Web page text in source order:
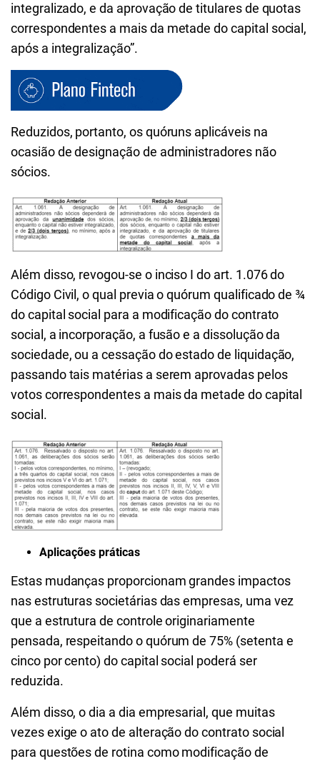
integralizado, e da aprovação de titulares de quotas
correspondentes a mais da metade do capital social,
após a integralização”.
Reduzidos, portanto, os quóruns aplicáveis na
ocasião de designação de administradores não
sócios.
Além disso, revogou-se o inciso I do art. 1.076 do
Código Civil, o qual previa o quórum qualificado de ¾
do capital social para a modificação do contrato
social, a incorporação, a fusão e a dissolução da
sociedade, ou a cessação do estado de liquidação,
passando tais matérias a serem aprovadas pelos
votos correspondentes a mais da metade do capital
social.
Aplicações práticas
Estas mudanças proporcionam grandes impactos
nas estruturas societárias das empresas, uma vez
que a estrutura de controle originariamente
pensada, respeitando o quórum de 75% (setenta e
cinco por cento) do capital social poderá ser
reduzida.
Além disso, o dia a dia empresarial, que muitas
vezes exige o ato de alteração do contrato social
para questões de rotina como modificação de